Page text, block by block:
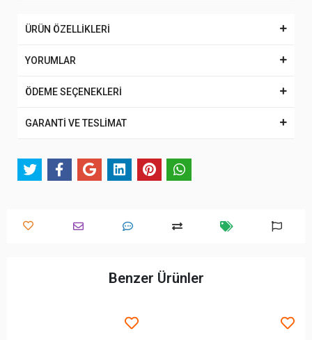
ÜRÜN ÖZELLİKLERİ
YORUMLAR
ÖDEME SEÇENEKLERİ
GARANTİ VE TESLİMAT
Benzer Ürünler